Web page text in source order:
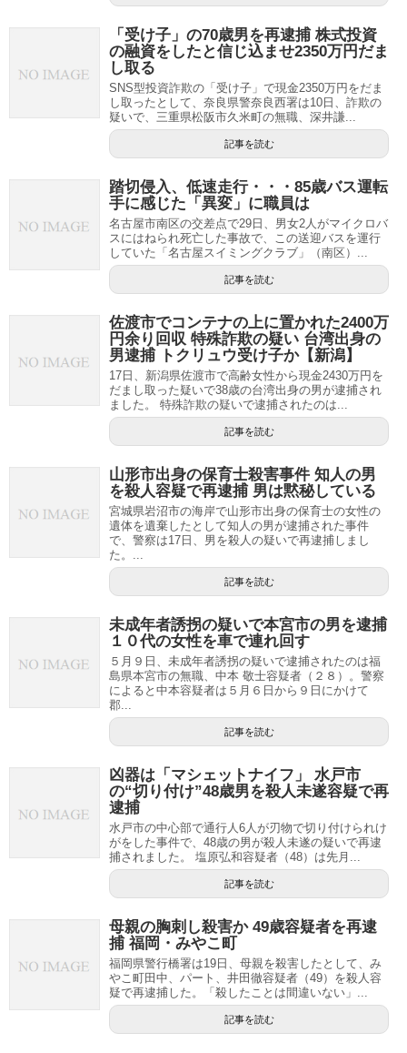
「受け子」の70歳男を再逮捕 株式投資
の融資をしたと信じ込ませ2350万円だま
し取る
SNS型投資詐欺の「受け子」で現金2350万円をだま
し取ったとして、奈良県警奈良西署は10日、詐欺の
疑いで、三重県松阪市久米町の無職、深井謙...
記事を読む
踏切侵入、低速走行・・・85歳バス運転
手に感じた「異変」に職員は
名古屋市南区の交差点で29日、男女2人がマイクロバ
スにはねられ死亡した事故で、この送迎バスを運行
していた「名古屋スイミングクラブ」（南区）...
記事を読む
佐渡市でコンテナの上に置かれた2400万
円余り回収 特殊詐欺の疑い 台湾出身の
男逮捕 トクリュウ受け子か【新潟】
17日、新潟県佐渡市で高齢女性から現金2430万円を
だまし取った疑いで38歳の台湾出身の男が逮捕され
ました。 特殊詐欺の疑いで逮捕されたのは...
記事を読む
山形市出身の保育士殺害事件 知人の男
を殺人容疑で再逮捕 男は黙秘している
宮城県岩沼市の海岸で山形市出身の保育士の女性の
遺体を遺棄したとして知人の男が逮捕された事件
で、警察は17日、男を殺人の疑いで再逮捕しまし
た。...
記事を読む
未成年者誘拐の疑いで本宮市の男を逮捕
１０代の女性を車で連れ回す
５月９日、未成年者誘拐の疑いで逮捕されたのは福
島県本宮市の無職、中本 敬士容疑者（２８）。警察
によると中本容疑者は５月６日から９日にかけて
郡...
記事を読む
凶器は「マシェットナイフ」 水戸市
の“切り付け”48歳男を殺人未遂容疑で再
逮捕
水戸市の中心部で通行人6人が刃物で切り付けられけ
がをした事件で、48歳の男が殺人未遂の疑いで再逮
捕されました。 塩原弘和容疑者（48）は先月...
記事を読む
母親の胸刺し殺害か 49歳容疑者を再逮
捕 福岡・みやこ町
福岡県警行橋署は19日、母親を殺害したとして、み
やこ町田中、パート、井田徹容疑者（49）を殺人容
疑で再逮捕した。「殺したことは間違いない」...
記事を読む